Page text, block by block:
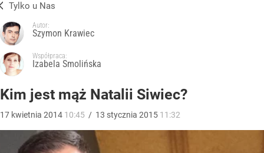
Tylko u Nas
Autor:
Szymon Krawiec
Współpraca:
Izabela Smolińska
Kim jest mąż Natalii Siwiec?
17 kwietnia 2014 10:45 / 13 stycznia 2015 11:32